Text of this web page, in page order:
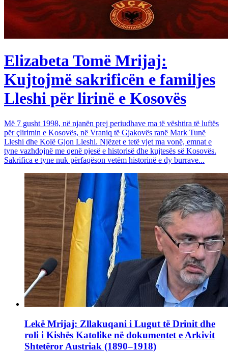
Elizabeta Tomë Mrijaj:
Kujtojmë sakrificën e familjes
Lleshi për lirinë e Kosovës
Më 7 gusht 1998, në njanën prej periudhave ma të vështira të luftës
për çlirimin e Kosovës, në Vraniq të Gjakovës ranë Mark Tunë
Lleshi dhe Kolë Gjon Lleshi. Njëzet e tetë vjet ma vonë, emnat e
tyne vazhdojnë me qenë pjesë e historisë dhe kujtesës së Kosovës.
Sakrifica e tyne nuk përfaqëson vetëm historinë e dy burrave...
Lekë Mrijaj: Zllakuqani i Lugut të Drinit dhe
roli i Kishës Katolike në dokumentet e Arkivit
Shtetëror Austriak (1890–1918)